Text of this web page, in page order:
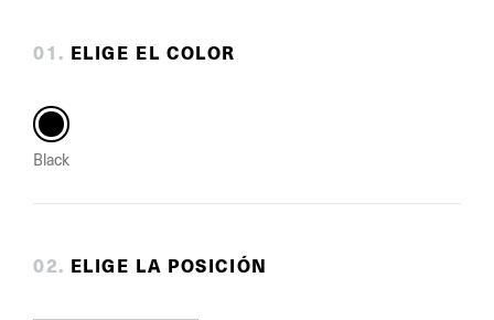
01 . ELIGE EL COLOR
Black
02. ELIGE LA POSICIÓN